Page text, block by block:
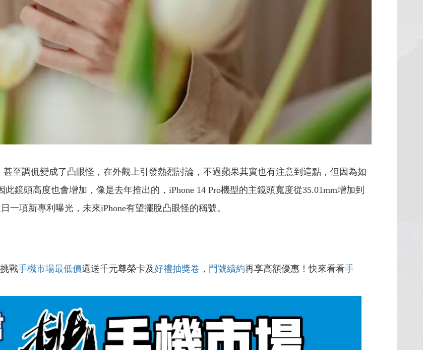
至調侃變成了凸眼怪，在外觀上引發熱烈討論，不過蘋果其實也有注意到這點，但因為如
鏡頭高度也會增加，像是去年推出的，iPhone 14 Pro機型的主鏡頭寬度從35.01mm增加到
一項新專利曝光，未來iPhone有望擺脫凸眼怪的稱號。
挑戰手機市場最低價還送千元尊榮卡及好禮抽獎卷 ， 門號續約再享高額優惠！快來看看手